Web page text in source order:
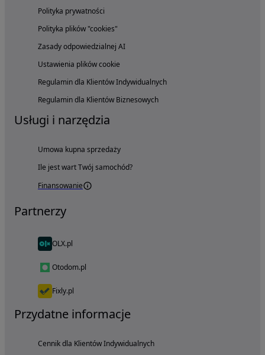
Polityka prywatności
Polityka plików "cookies"
Zasady odpowiedzialnej AI
Ustawienia plików cookie
Regulamin dla Klientów Indywidualnych
Regulamin dla Klientów Biznesowych
Usługi i narzędzia
Umowa kupna sprzedaży
Ile jest wart Twój samochód?
Finansowanie
Partnerzy
OLX.pl
Otodom.pl
Fixly.pl
Przydatne informacje
Cennik dla Klientów Indywidualnych